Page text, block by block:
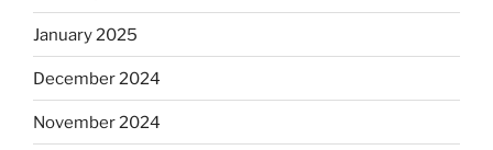
January 2025
December 2024
November 2024